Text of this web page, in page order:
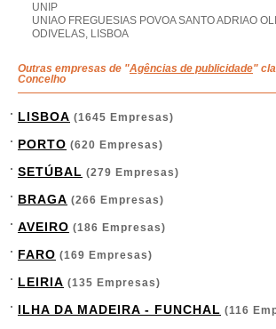
UNIP
UNIAO FREGUESIAS POVOA SANTO ADRIAO
ODIVELAS, LISBOA
Outras empresas de "Agências de publicidade"
Concelho
LISBOA (1645 Empresas)
PORTO (620 Empresas)
SETÚBAL (279 Empresas)
BRAGA (266 Empresas)
AVEIRO (186 Empresas)
FARO (169 Empresas)
LEIRIA (135 Empresas)
ILHA DA MADEIRA - FUNCHAL (116